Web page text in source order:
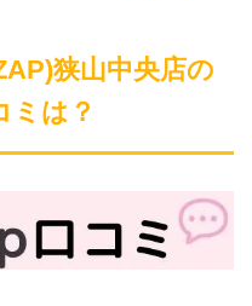
狭山中央店の
ミは？